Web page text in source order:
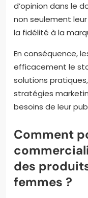
d’opinion dans le
non seulement
la fidélité à la
En conséquence,
efficacement le
solutions
stratégies
besoins de leur
Comment
des
femmes ?